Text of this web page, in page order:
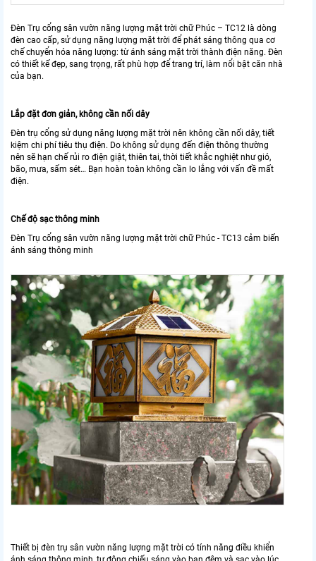
Đèn Trụ cổng sân vườn năng lượng mặt trời chữ Phúc – TC12 là dòng
đèn cao cấp, sử dụng năng lượng mặt trời để phát sáng thông qua cơ
chế chuyển hóa năng lượng: từ ánh sáng mặt trời thành điện năng. Đèn
có thiết kế đẹp, sang trọng, rất phù hợp để trang trí, làm nổi bật căn nhà
của bạn.
Lắp đặt đơn giản, không cần nối dây
Đèn trụ cổng sử dụng năng lượng mặt trời nên không cần nối dây, tiết
kiệm chi phí tiêu thụ điện. Do không sử dụng đến điện thông thường
nên sẽ hạn chế rủi ro điện giật, thiên tai, thời tiết khắc nghiệt như gió,
bão, mưa, sấm sét… Bạn hoàn toàn không cần lo lắng với vấn đề mất
điện.
Chế độ sạc thông minh
Đèn Trụ cổng sân vườn năng lượng mặt trời chữ Phúc - TC13 cảm biến
ánh sáng thông minh
Thiết bị đèn trụ sân vườn năng lượng mặt trời có tính năng điều khiển